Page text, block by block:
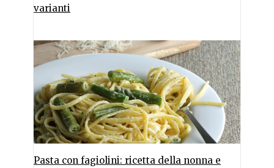
varianti
Pasta con fagiolini: ricetta della nonna e